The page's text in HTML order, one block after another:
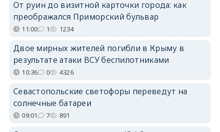
От руин до визитной карточки города: как
преображался Приморский бульвар
11:00 1 1234
Двое мирных жителей погибли в Крыму в
результате атаки ВСУ беспилотниками
10:36 0 4326
Севастопольские светофоры переведут на
солнечные батареи
09:01 7 891